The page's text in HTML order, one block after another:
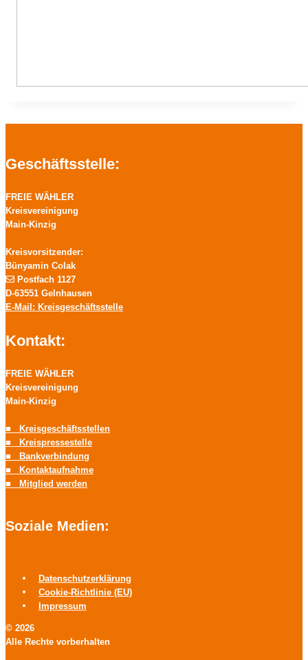
Geschäftsstelle:
FREIE WÄHLER
Kreisvereinigung
Main-Kinzig
Kreisvorsitzender:
Bünyamin Colak
Postfach 1127
D-63551 Gelnhausen
E-Mail: Kreisgeschäftsstelle
Kontakt:
FREIE WÄHLER
Kreisvereinigung
Main-Kinzig
■ Kreisgeschäftsstellen
■ Kreispressestelle
■ Bankverbindung
■ Kontaktaufnahme
■ Mitglied werden
Soziale Medien:
Datenschutzerklärung
Cookie-Richtlinie (EU)
Impressum
© 2026
Alle Rechte vorberhalten